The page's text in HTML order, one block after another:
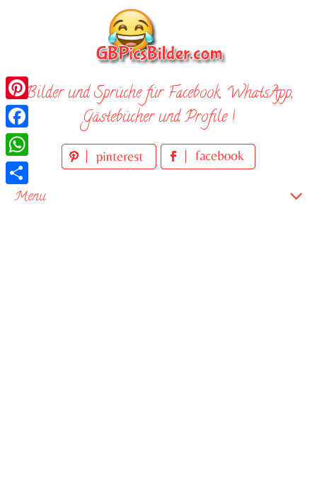
Bilder und Sprüche für Facebook, WhatsApp,
Gästebücher und Profile !
Menu
Pinterest
Facebook
WhatsApp
Teilen